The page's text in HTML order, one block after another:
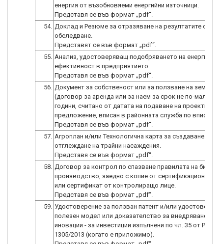
енергия от възобновяеми енергийни източници.
54. Доклад и Резюме за отразяване на резултатите от
обследване.
55. Анализ, удостоверяващ подобряването на
ефективност в предприятието.
56. Документ за собственост или за ползване на земята
(договор за аренда или за наем за срок не по-малко
години, считано от датата на подаване на проектното
предложение, вписан в районната служба по
57. Агроплан и/или Технологична карта за създаване и
отглеждане на трайни насаждения.
58. Договор за контрол по спазване правилата на
производство, заедно с копие от сертификационно
или сертификат от контролиращо лице.
59. Удостоверение за ползван патент и/или
полезен модел или доказателство за внедряване на
иновации - за инвестиции изпълнени по чл. 35 от
1305/2013 (когато е приложимо).